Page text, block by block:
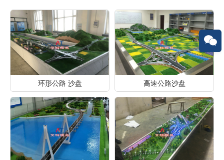
环形公路 沙盘 高速公路沙盘